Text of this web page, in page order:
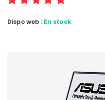
Dispo web : En stock